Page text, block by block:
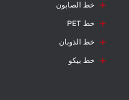
خط الصابون
خط PET
خط الذوبان
خط بيكو